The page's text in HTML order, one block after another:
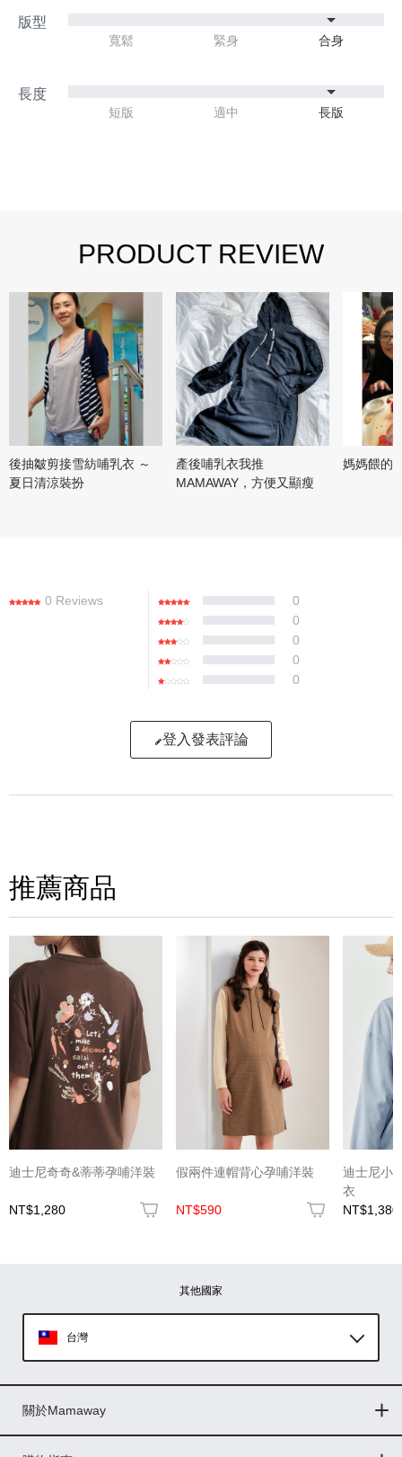
寬鬆 緊身 合身
短版 適中 長版
PRODUCT REVIEW
後抽皺剪接雪紡哺乳衣 ～
夏日清涼裝扮
產後哺乳衣我推
MAMAWAY，方便又顯瘦
媽媽餵的
0 Reviews
0
0
0
0
0
登入發表評論
(圖片格式限jpg、jpeg)
推薦商品
迪士尼奇奇&蒂蒂孕哺洋裝
NT$1,280
假兩件連帽背心孕哺洋裝
NT$590
迪士尼小
衣
NT$1,380
其他國家
台灣
印尼
菲律賓
關於Mamaway
門市據點
最新消息
品牌故事
人力招募
媒體花絮
隱私權聲明
CSR企業社會責任